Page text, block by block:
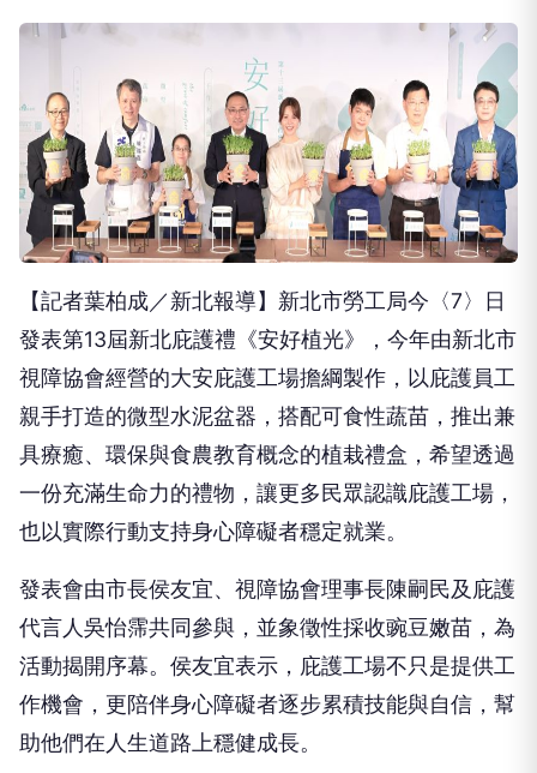
【記者葉柏成／新北報導】新北市勞工局今〈7〉日
發表第13屆新北庇護禮《安好植光》，今年由新北市
視障協會經營的大安庇護工場擔綱製作，以庇護員工
親手打造的微型水泥盆器，搭配可食性蔬苗，推出兼
具療癒、環保與食農教育概念的植栽禮盒，希望透過
一份充滿生命力的禮物，讓更多民眾認識庇護工場，
也以實際行動支持身心障礙者穩定就業。
發表會由市長侯友宜、視障協會理事長陳嗣民及庇護
代言人吳怡霈共同參與，並象徵性採收豌豆嫩苗，為
活動揭開序幕。侯友宜表示，庇護工場不只是提供工
作機會，更陪伴身心障礙者逐步累積技能與自信，幫
助他們在人生道路上穩健成長。